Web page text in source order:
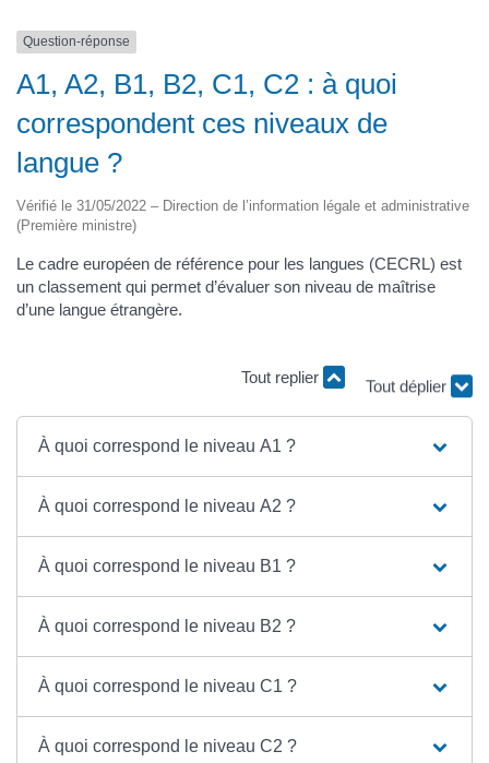
Question-réponse
A1, A2, B1, B2, C1, C2 : à quoi
correspondent ces niveaux de
langue ?
Vérifié le 31/05/2022 – Direction de l’information légale et administrative
(Première ministre)
Le cadre européen de référence pour les langues (CECRL) est
un classement qui permet d’évaluer son niveau de maîtrise
d’une langue étrangère.
Tout replier
Tout déplier
À quoi correspond le niveau A1 ?
À quoi correspond le niveau A2 ?
À quoi correspond le niveau B1 ?
À quoi correspond le niveau B2 ?
À quoi correspond le niveau C1 ?
À quoi correspond le niveau C2 ?